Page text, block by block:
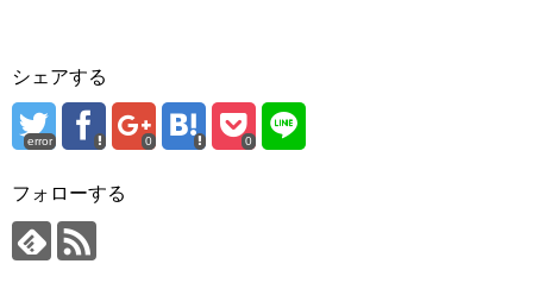
シェアする
error 0 0
フォローする